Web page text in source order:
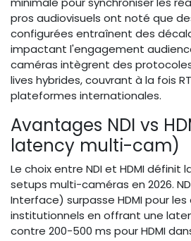
pros audiovisuels ont noté que
configurées entraînent des
impactant l'engagement
caméras intègrent des
lives hybrides, couvrant à la fois
plateformes internationales.
Avantages NDI vs
latency multi-cam)
Le choix entre NDI et HDMI définit
setups multi-caméras en 2026.
Interface) surpasse HDMI pour
institutionnels en offrant une
contre 200-500 ms pour HDMI